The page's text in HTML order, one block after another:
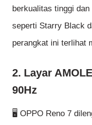
berkualitas tinggi
seperti Starry Black
perangkat ini terlihat
2. Layar
90Hz
🖥️ OPPO Reno 7